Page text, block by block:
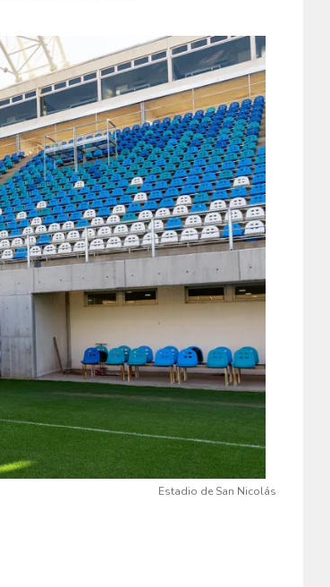
Estadio de San Nicolás